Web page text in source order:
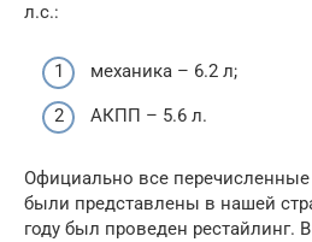
л.с.:
механика – 6.2 л;
АКПП – 5.6 л.
Официально все
были представлены в нашей
году был проведен рестайлинг.